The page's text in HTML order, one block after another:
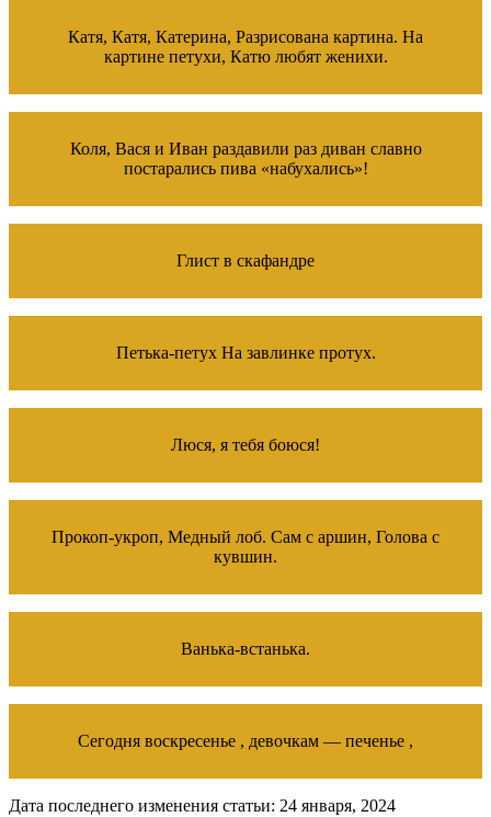
Катя, Катя, Катерина, Разрисована картина. На
картине петухи, Катю любят женихи.
Коля, Вася и Иван раздавили раз диван славно
постарались пива «набухались»!
Глист в скафандре
Петька-петух На завлинке протух.
Люся, я тебя боюся!
Прокоп-укроп, Медный лоб. Сам с аршин, Голова с
кувшин.
Ванька-встанька.
Сегодня воскресенье , девочкам — печенье ,
Дата последнего изменения статьи: 24 января, 2024